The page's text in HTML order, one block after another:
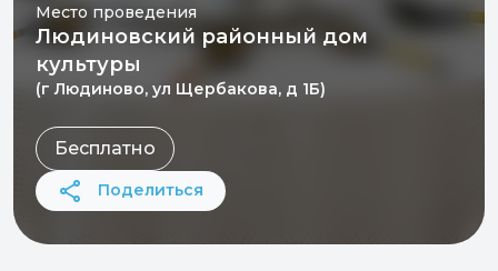
Место проведения
Людиновский районный дом
культуры
(г Людиново, ул Щербакова, д 1Б)
Бесплатно
Поделиться